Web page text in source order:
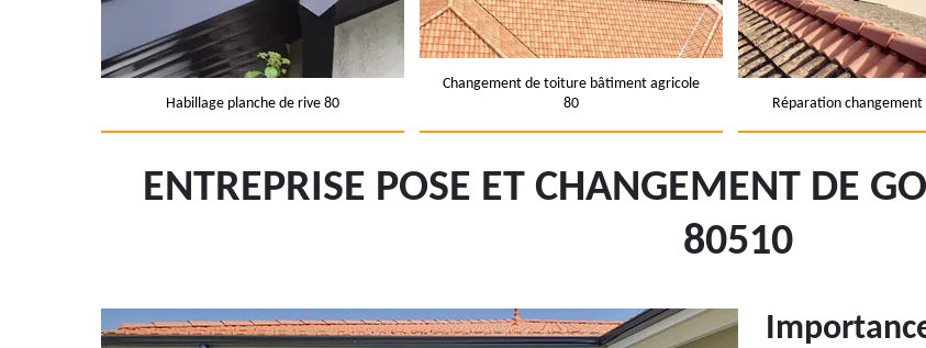
Habillage planche de rive 80
Changement de toiture bâtiment agricole
80
Réparation
ENTREPRISE POSE ET CHANGEMENT DE
80510